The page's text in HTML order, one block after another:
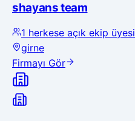
shayans team
1 herkese açık ekip üyesi
girne
Firmayı Gör